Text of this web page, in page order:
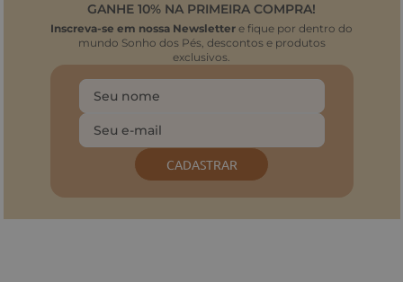
GANHE 10% NA PRIMEIRA COMPRA!
Inscreva-se em nossa Newsletter e fique por dentro do
mundo Sonho dos Pés, descontos e produtos
exclusivos.
CADASTRAR